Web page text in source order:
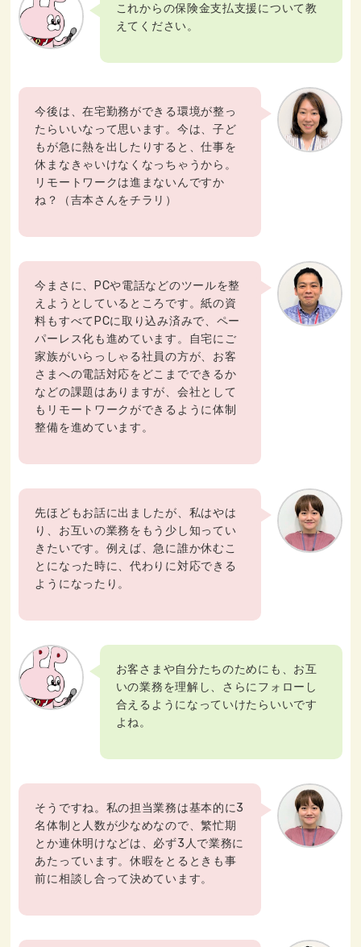
これからの保険金支払支援について教
えてください。
今後は、在宅勤務ができる環境が整っ
たらいいなって思います。今は、子ど
もが急に熱を出したりすると、仕事を
休まなきゃいけなくなっちゃうから。
リモートワークは進まないんですか
ね？（吉本さんをチラリ）
今まさに、PCや電話などのツールを整
えようとしているところです。紙の資
料もすべてPCに取り込み済みで、ペー
パーレス化も進めています。自宅にご
家族がいらっしゃる社員の方が、お客
さまへの電話対応をどこまでできるか
などの課題はありますが、会社として
もリモートワークができるように体制
整備を進めています。
先ほどもお話に出ましたが、私はやは
り、お互いの業務をもう少し知ってい
きたいです。例えば、急に誰か休むこ
とになった時に、代わりに対応できる
ようになったり。
お客さまや自分たちのためにも、お互
いの業務を理解し、さらにフォローし
合えるようになっていけたらいいです
よね。
そうですね。私の担当業務は基本的に3
名体制と人数が少なめなので、繁忙期
とか連休明けなどは、必ず3人で業務に
あたっています。休暇をとるときも事
前に相談し合って決めています。